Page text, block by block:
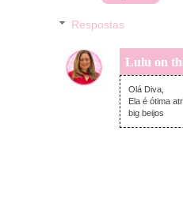
Respostas
Lulu on
Olá Diva,
Ela é ótima
big beijos